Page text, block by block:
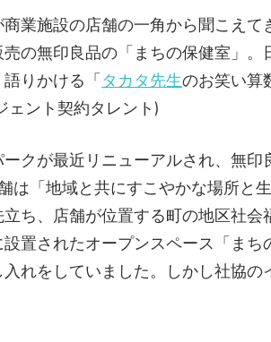
業施設の店舗の一角から聞こえ
の無印良品の「まちの保健室」
りかける「タカタ先生のお笑い算
ェント契約タレント)
クが最近リニューアルされ、無
は「地域と共にすこやかな場所と
ち、店舗が位置する町の地区社
置されたオープンスペース「まち
れをしていました。しかし社協の